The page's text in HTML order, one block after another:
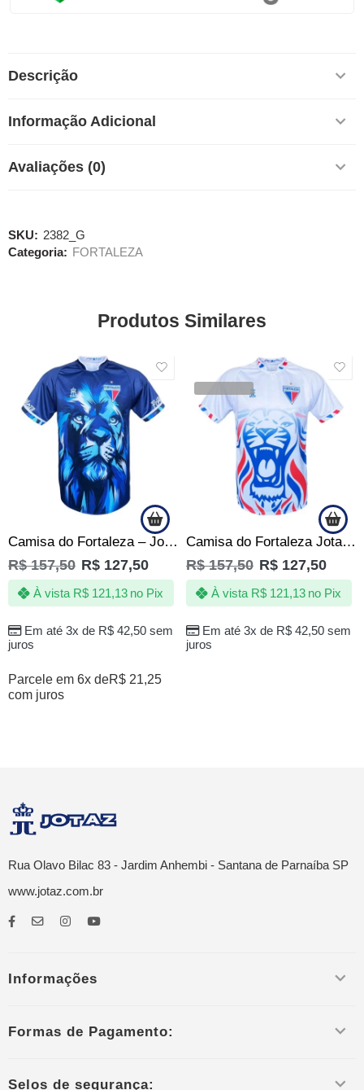
Descrição
Informação Adicional
Avaliações (0)
SKU: 2382_G
Categoria: FORTALEZA
Produtos Similares
Camisa do Fortaleza – Jotaz – Leão Celeste – Masculino
R$157,50 R$ 127,50
Em até 3x de R$42,50sem
juros
À vista R$121,13 no Pix
Parcele em 6x deR$ 21,25
com juros
Camisa do Fortaleza Jotaz – Leão Tricolor -Masculino
R$157,50 R$ 127,50
Em até 3x de R$42,50sem
juros
À vista R$121,13 no Pix
Rua Olavo Bilac 83 - Jardim Anhembi - Santana de Parnaíba SP
www.jotaz.com.br
Informações
Formas de Pagamento:
Selos de segurança: